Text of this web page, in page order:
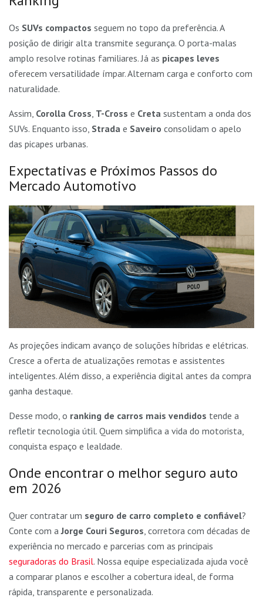
Os SUVs compactos seguem no topo da preferência. A
posição de dirigir alta transmite segurança. O porta-malas
amplo resolve rotinas familiares. Já as picapes leves
oferecem versatilidade ímpar. Alternam carga e conforto com
naturalidade.
Assim, Corolla Cross, T-Cross e Creta sustentam a onda dos
SUVs. Enquanto isso, Strada e Saveiro consolidam o apelo
das picapes urbanas.
Expectativas e Próximos Passos do
Mercado Automotivo
As projeções indicam avanço de soluções híbridas e elétricas.
Cresce a oferta de atualizações remotas e assistentes
inteligentes. Além disso, a experiência digital antes da compra
ganha destaque.
Desse modo, o ranking de carros mais vendidos tende a
refletir tecnologia útil. Quem simplifica a vida do motorista,
conquista espaço e lealdade.
Onde encontrar o melhor seguro auto
em 2026
Quer contratar um seguro de carro completo e confiável?
Conte com aJorge Couri Seguros , corretora com décadas de
experiência no mercado e parcerias com as principais
seguradoras do Brasil. Nossa equipe especializada ajuda você
a comparar planos e escolher a cobertura ideal, de forma
rápida, transparente e personalizada.